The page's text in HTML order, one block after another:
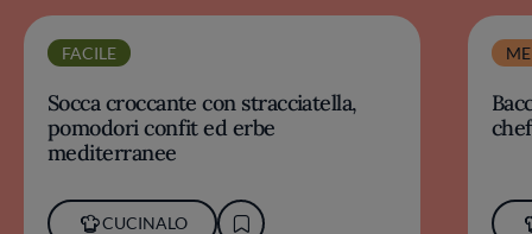
FACILE
Socca croccante con stracciatella,
pomodori confit ed erbe
mediterranee
CUCINALO